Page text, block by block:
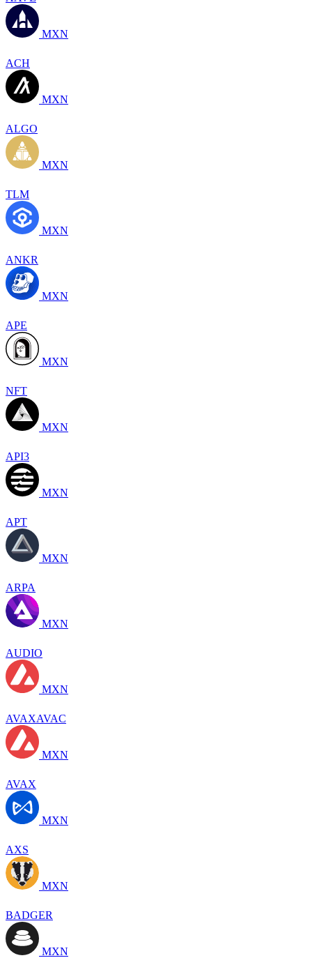
MXN
ACH
MXN
ALGO
MXN
TLM
MXN
ANKR
MXN
APE
MXN
NFT
MXN
API3
MXN
APT
MXN
ARPA
MXN
AUDIO
MXN
AVAXAVAC
MXN
AVAX
MXN
AXS
MXN
BADGER
MXN